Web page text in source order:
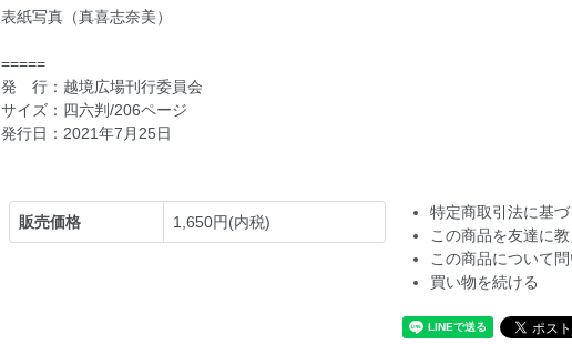
表紙写真（真喜志奈美）
=====
発 行：越境広場刊行委員会
サイズ：四六判/206ページ
発行日：2021年7月25日
販売価格 1,650円(内税)
特定商取引法に基づ
この商品を友達に教
この商品について
買い物を続ける